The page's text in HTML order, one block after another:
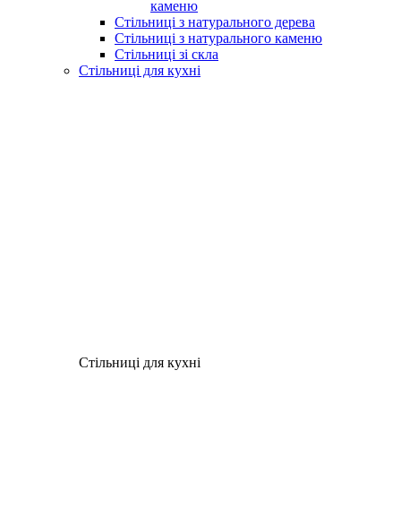
каменю
Стільниці з натурального дерева
Стільниці з натурального каменю
Стільниці зі скла
Стільниці для кухні
Стільниці для кухні